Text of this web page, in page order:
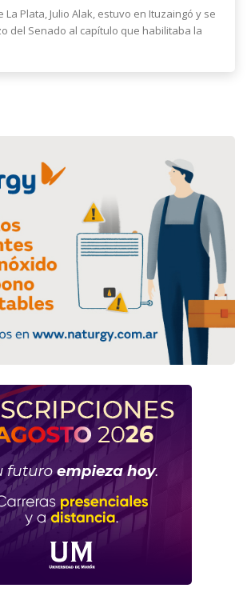
La Plata, Julio Alak, estuvo en Ituzaingó y se
del Senado al capítulo que habilitaba la